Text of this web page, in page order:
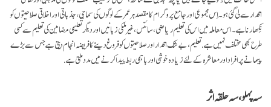
اقدار سے لی گئی ہو۔ اِس مجموعی اور جامع پروگرام کا مقصد ہر عمر کے لوگوں کی سماجی، جذباتی اور اخلاقی صلاحیتوں کو
نِکھارنا ہے۔ اس معاملہ میں اس کی تعلیم ریاضی، سائنس، غیر ملکی زبانیں اور دیگر تعلیمی مضامین کی تعلیم سے کسی
طرح بھی مختلف نہیں ہے. تعلیم، بےشک اقدار اور صلاحیتوں کو فروغ دینے کا فریضہ انجام دیتی ہے جس سے بڑے
پیمانے پر افراد اور معاشرہ کے لئے زیادہ خوشی اور باہمی ربط پیدا کرنے میں مدد ملتی ہے.
سہ پہلو، سہ حلقہ اثر